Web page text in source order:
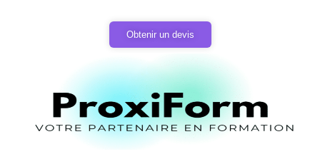
Obtenir un devis